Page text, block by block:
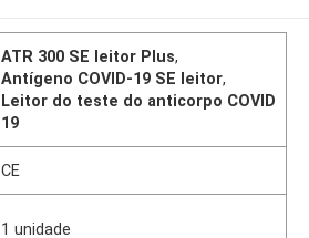
ATR 300 SE leitor Plus,
Antígeno COVID-19 SE leitor,
Leitor do teste do anticorpo COVID
19
CE
1 unidade